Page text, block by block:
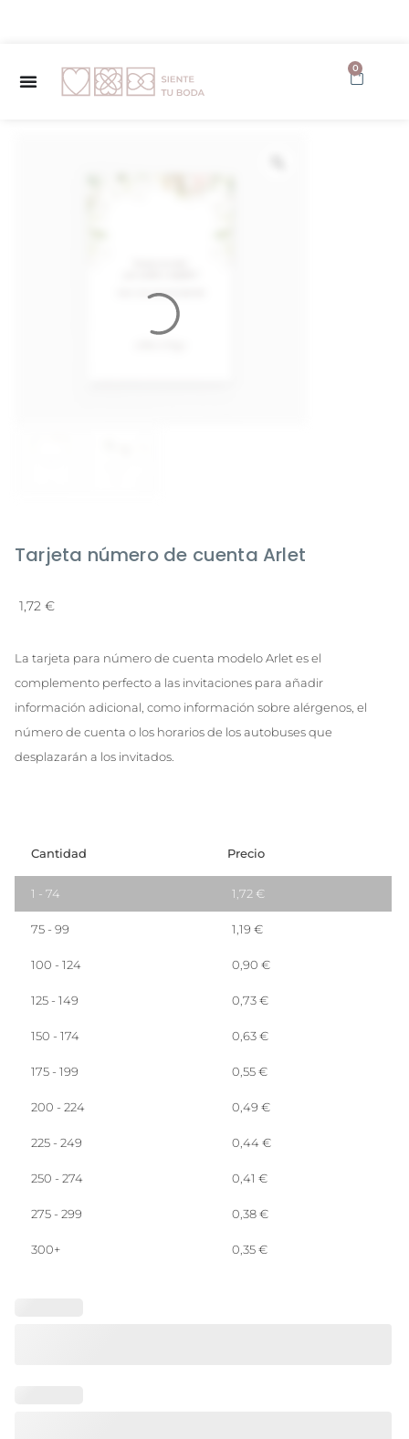
0
Tarjeta número de cuenta Arlet
1,72 €
La tarjeta para número de cuenta modelo Arlet es el
complemento perfecto a las invitaciones para añadir
información adicional, como información sobre alérgenos, el
número de cuenta o los horarios de los autobuses que
desplazarán a los invitados.
Cantidad Precio
1 - 74 1,72 €
75 - 99 1,19 €
100 - 124 0,90 €
125 - 149 0,73 €
150 - 174 0,63 €
175 - 199 0,55 €
200 - 224 0,49 €
225 - 249 0,44 €
250 - 274 0,41 €
275 - 299 0,38 €
300+ 0,35 €